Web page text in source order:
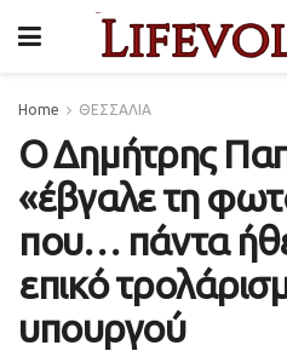
Home ΘΕΣΣΑΛΙΑ
Ο Δημήτρης
«έβγαλε τη
που… πάντα
επικό
υπουργού